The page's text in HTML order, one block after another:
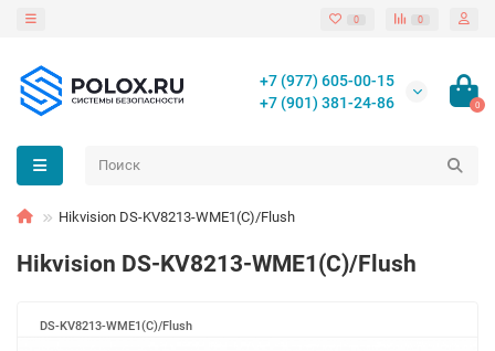
0 0
+7 (977) 605-00-15
+7 (901) 381-24-86
0
Hikvision DS-KV8213-WME1(C)/Flush
Hikvision DS-KV8213-WME1(C)/Flush
DS-KV8213-WME1(C)/Flush